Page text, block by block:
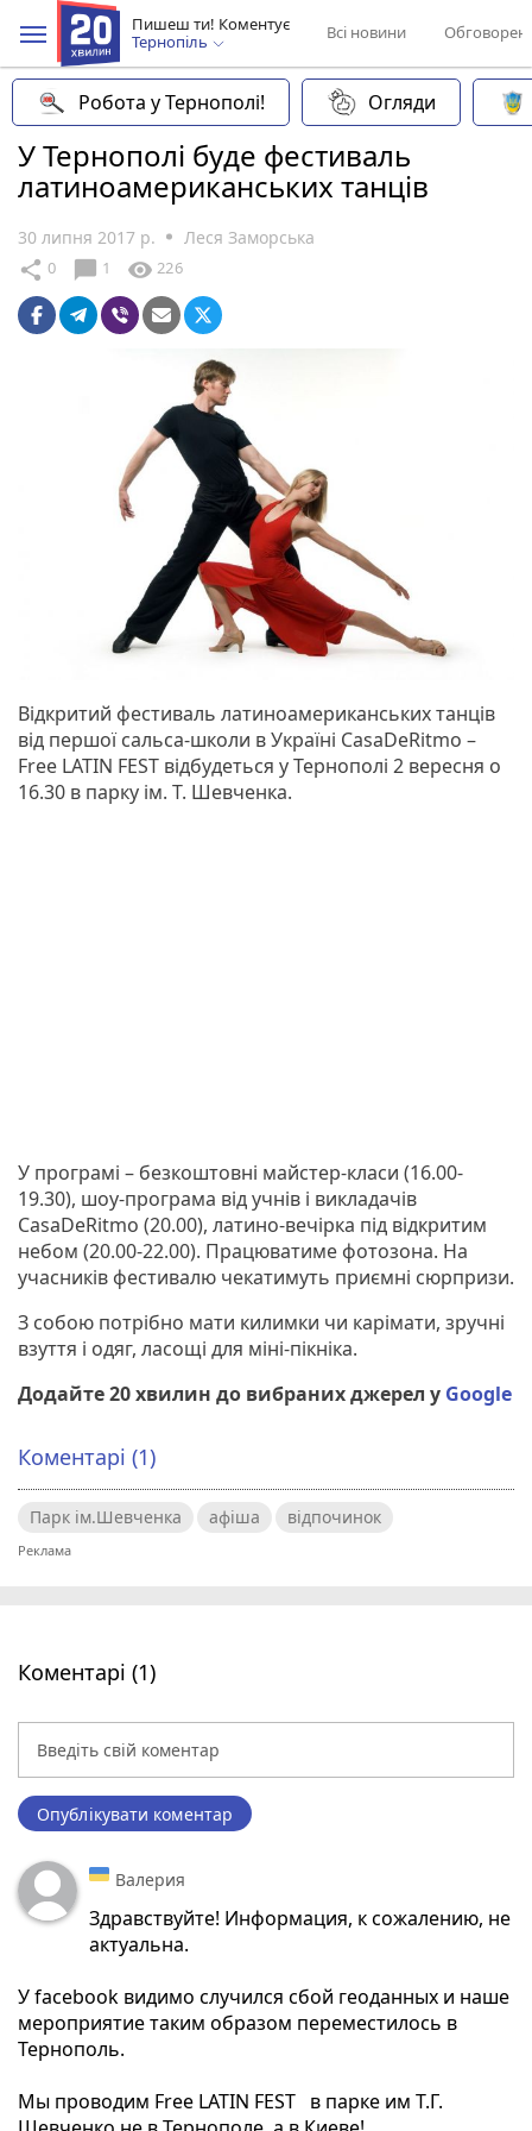
Пишеш ти! Коментує
Тернопіль
Всі новини
Робота у Тернополі! Огляди
У Тернополі буде фестиваль
латиноамериканських танців
30 липня 2017 р. Леся Заморська
share 0 chat_bubble 1 visibility 226
Відкритий фестиваль латиноамериканських танців
від першої сальса-школи в Україні CasaDeRitmo –
Free LATIN FEST відбудеться у Тернополі 2 вересня о
16.30 в парку ім. Т. Шевченка.
У програмі – безкоштовні майстер-класи (16.00-
19.30), шоу-програма від учнів і викладачів
CasaDeRitmo (20.00), латино-вечірка під відкритим
небом (20.00-22.00). Працюватиме фотозона. На
учасників фестивалю чекатимуть приємні сюрпризи.
З собою потрібно мати килимки чи карімати, зручні
взуття і одяг, ласощі для міні-пікніка.
Додайте 20 хвилин до вибраних джерел у Google
Коментарі (1)
Парк ім.Шевченка афіша відпочинок
Коментарі (1)
Опублікувати коментар
Валерия
Здравствуйте! Информация, к сожалению, не
актуальна.
У facebook видимо случился сбой геоданных и наше
мероприятие таким образом переместилось в
Тернополь.
Мы проводим Free LATIN FEST в парке им Т.Г.